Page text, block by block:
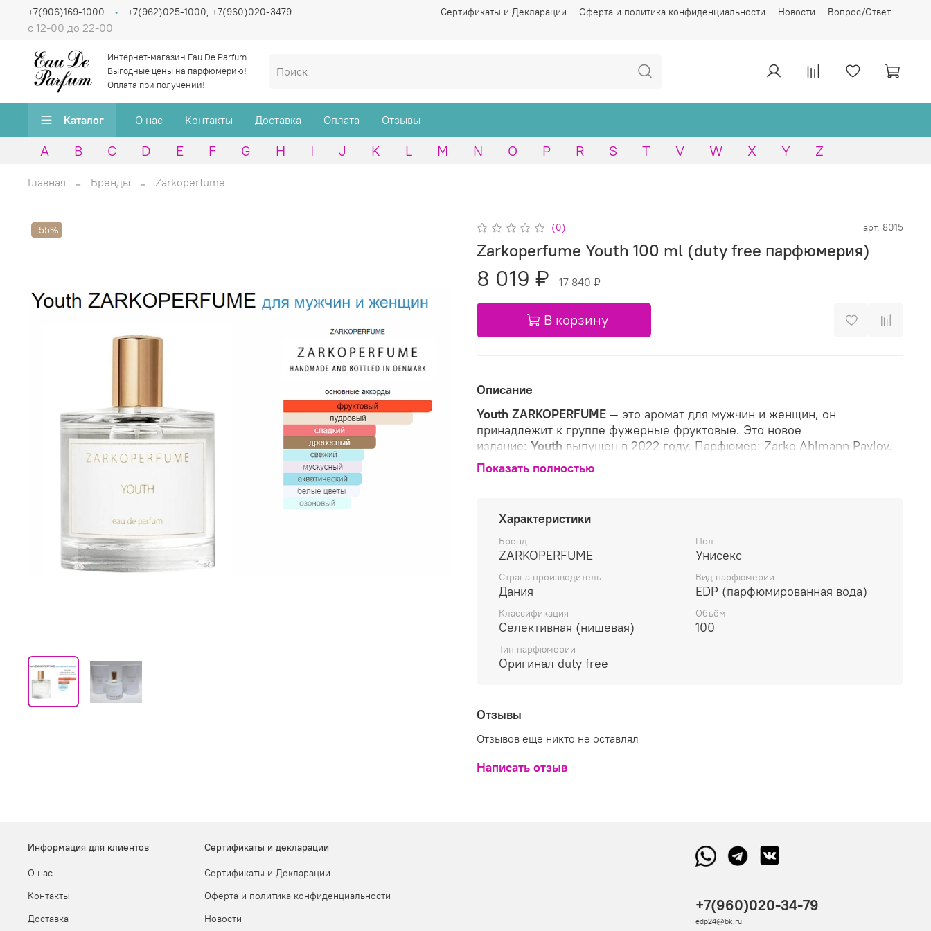
Сертификаты и Декларации Оферта и политика конфиденциальности Новости Вопрос/Ответ
с 12-00 до 22-00
+7(906)169-1000 +7(962)025-1000, +7(960)020-3479
Интернет-магазин Eau De Parfum
Выгодные цены на парфюмерию!
Оплата при получении!
Каталог О нас Контакты Доставка Оплата Отзывы
A B C D E F G H I J K L M N O P R S T V W X Y Z
Главная Бренды Zarkoperfume
-55% (0) арт. 8015
Zarkoperfume Youth 100 ml (duty free парфюмерия)
8 019 ₽ 17 840 ₽
В корзину
Описание
Youth ZARKOPERFUME — это аромат для мужчин и женщин, он
принадлежит к группе фужерные фруктовые. Это новое
издание: Youth выпущен в 2022 году. Парфюмер: Zarko Ahlmann Pavlov.
Верхние ноты: Персик, Дыня, Груша и Зеленое яблоко; средние ноты:
Слива, Белые цветы, Жасмин и Болгарская роза; базовые ноты: Сандал,
Показать полностью
Характеристики
Бренд
ZARKOPERFUME
Пол
Унисекс
Страна производитель
Дания
Вид парфюмерии
EDP (парфюмированная вода)
Классификация
Селективная (нишевая)
Объём
100
Тип парфюмерии
Оригинал duty free
Отзывы
Отзывов еще никто не оставлял
Написать отзыв
Информация для клиентов
О нас
Контакты
Доставка
Сертификаты и декларации
Сертификаты и Декларации
Оферта и политика конфиденциальности
Новости
+7(960)020-34-79
edp24@bk.ru